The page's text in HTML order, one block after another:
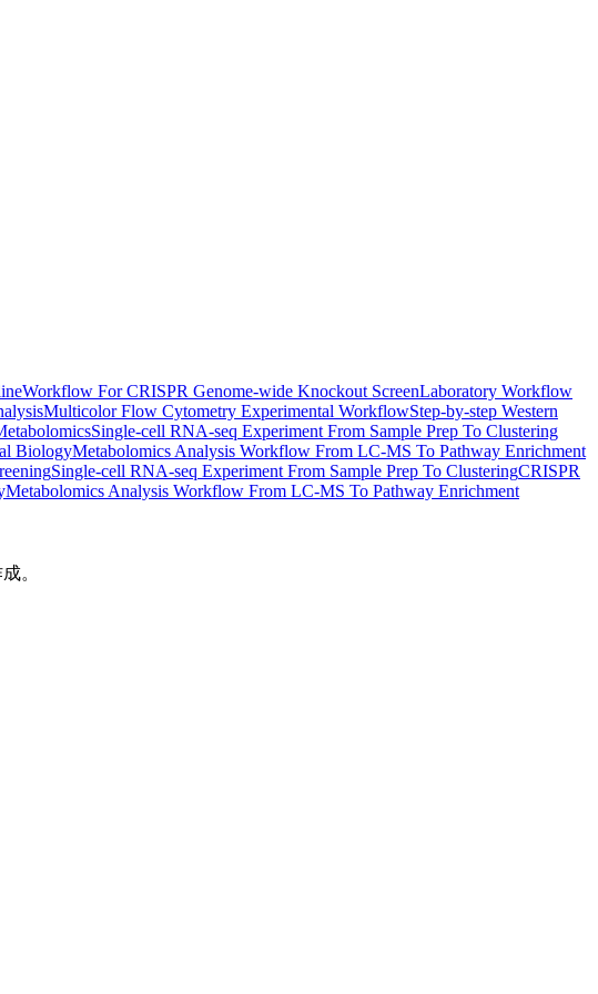
Workflow For CRISPR Genome-wide Knockout ScreenLaboratory Workflow
Multicolor Flow Cytometry Experimental WorkflowStep-by-step Western
Single-cell RNA-seq Experiment From Sample Prep To Clustering
BiologyMetabolomics Analysis Workflow From LC-MS To Pathway Enrichment
Single-cell RNA-seq Experiment From Sample Prep To ClusteringCRISPR
Metabolomics Analysis Workflow From LC-MS To Pathway Enrichment
。